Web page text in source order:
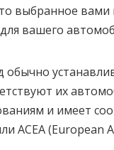
выбранное вами
вашего
их
и имеет
ACEA (European